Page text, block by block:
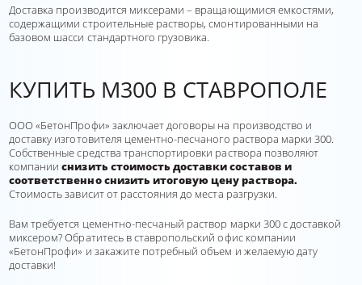
Доставка производится миксерами – вращающимися емкостями,
содержащими строительные растворы, смонтированными на
базовом шасси стандартного грузовика.
КУПИТЬ М300 В СТАВРОПОЛЕ
ООО «БетонПрофи» заключает договоры на производство и
доставку изготовителя цементно-песчаного раствора марки 300.
Собственные средства транспортировки раствора позволяют
компанииснизить стоимость доставки составов и
соответственно снизить итоговую цену раствора.
Стоимость зависит от расстояния до места разгрузки.
Вам требуется цементно-песчаный раствор марки 300 с доставкой
миксером? Обратитесь в ставропольский офис компании
«БетонПрофи» и закажите потребный объем и желаемую дату
доставки!